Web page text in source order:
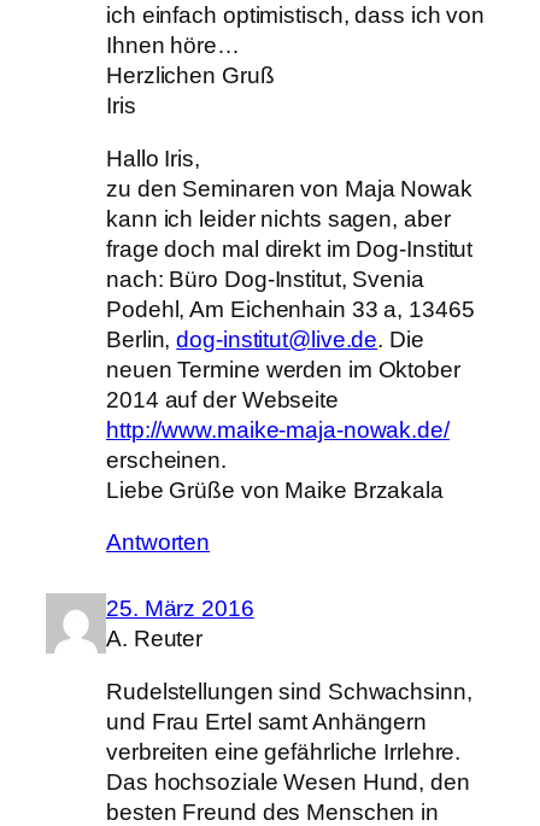
ich einfach optimistisch, dass ich von
Ihnen höre…
Herzlichen Gruß
Iris
Hallo Iris,
zu den Seminaren von Maja Nowak
kann ich leider nichts sagen, aber
frage doch mal direkt im Dog-Institut
nach: Büro Dog-Institut, Svenia
Podehl, Am Eichenhain 33 a, 13465
Berlin,dog-institut@live.de. Die
neuen Termine werden im Oktober
2014 auf der Webseite
http://www.maike-maja-nowak.de/
erscheinen.
Liebe Grüße von Maike Brzakala
Antworten
25. März 2016
A. Reuter
Rudelstellungen sind Schwachsinn,
und Frau Ertel samt Anhängern
verbreiten eine gefährliche Irrlehre.
Das hochsoziale Wesen Hund, den
besten Freund des Menschen in